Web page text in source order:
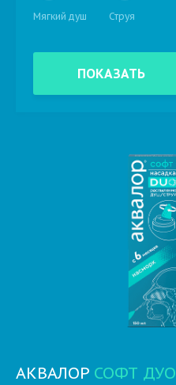
Мягкий душ Струя
ПОКАЗАТЬ
АКВАЛОР СОФТ ДУО